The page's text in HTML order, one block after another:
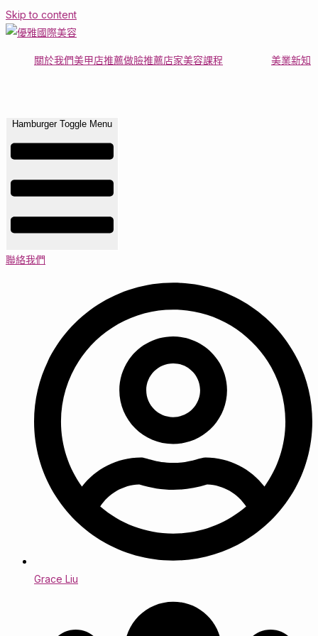
Skip to content
關於我們美甲店推薦做臉推薦店家美容課程 美業新知
Hamburger Toggle Menu
聯絡我們
Grace Liu